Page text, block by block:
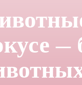
—